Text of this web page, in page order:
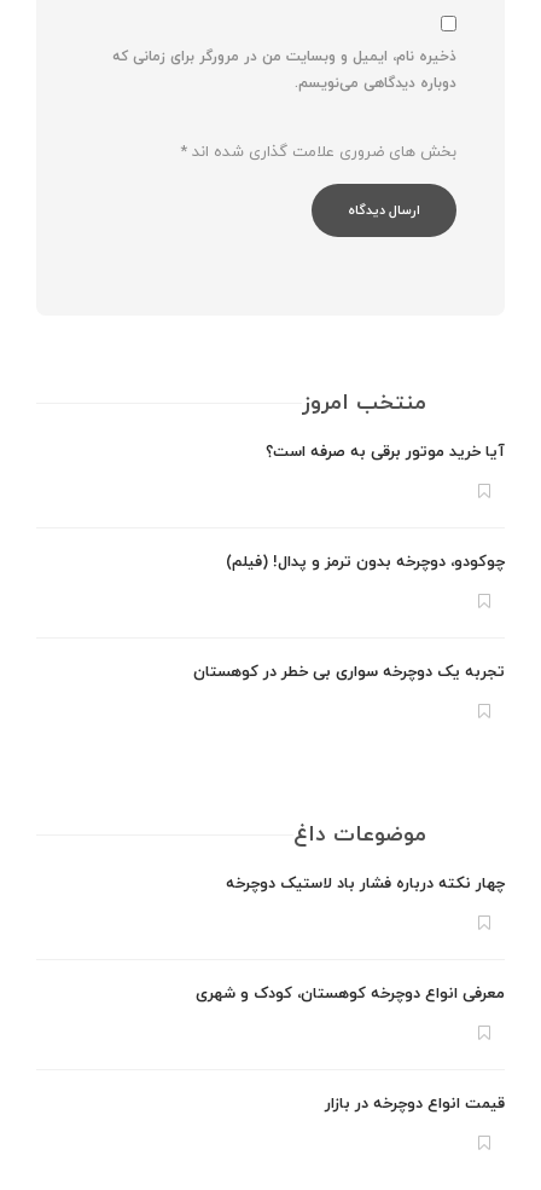
ذخیره نام، ایمیل و وبسایت من در مرورگر برای زمانی که
دوباره دیدگاهی می‌نویسم.
بخش های ضروری علامت گذاری شده اند *
منتخب امروز
آیا خرید موتور برقی به صرفه است؟
چوکودو، دوچرخه بدون ترمز و پدال! (فیلم)
تجربه یک دوچرخه سواری بی خطر در کوهستان
موضوعات داغ
چهار نکته درباره فشار باد لاستیک دوچرخه
معرفی انواع دوچرخه کوهستان، کودک و شهری
قیمت انواع دوچرخه در بازار